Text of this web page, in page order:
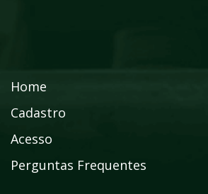
Home
Cadastro
Acesso
Perguntas Frequentes